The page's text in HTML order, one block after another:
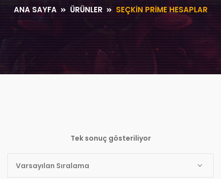
ANA SAYFA ÜRÜNLER SEÇKIN PRIME HESAPLAR
Tek sonuç gösteriliyor